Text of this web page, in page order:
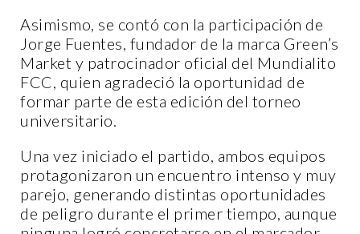
Asimismo, se contó con la participación de
Jorge Fuentes, fundador de la marca Green’s
Market y patrocinador oficial del Mundialito
FCC, quien agradeció la oportunidad de
formar parte de esta edición del torneo
universitario.
Una vez iniciado el partido, ambos equipos
protagonizaron un encuentro intenso y muy
parejo, generando distintas oportunidades
de peligro durante el primer tiempo, aunque